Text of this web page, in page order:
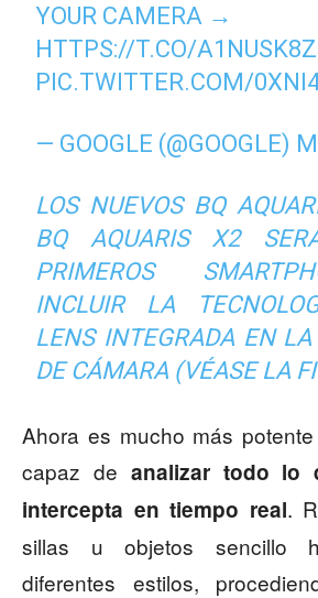
YOUR CAMERA →
HTTPS://T.CO/
PIC.TWITTER.COM/
— GOOGLE (@GOOGLE)
LOS NUEVOS BQ
BQ AQUARIS X2
PRIMEROS
INCLUIR LA
LENS INTEGRADA EN
DE CÁMARA (VÉASE LA
Ahora es mucho más
capaz de analizar todo lo
intercepta en tiempo real.
sillas u objetos sencillo
diferentes estilos,